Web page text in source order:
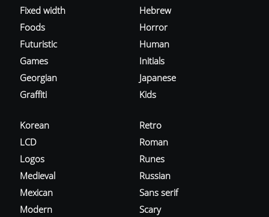
Fixed width
Foods
Futuristic
Games
Georgian
Graffiti
Hebrew
Horror
Human
Initials
Japanese
Kids
Korean
LCD
Logos
Medieval
Mexican
Modern
Retro
Roman
Runes
Russian
Sans serif
Scary